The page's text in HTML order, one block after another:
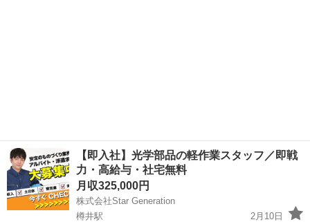
【即入社】光学部品の軽作業スタッフ／即戦
力・高給与・社宅無料
月収325,000円
株式会社Star Generation
樽井駅
2月10日